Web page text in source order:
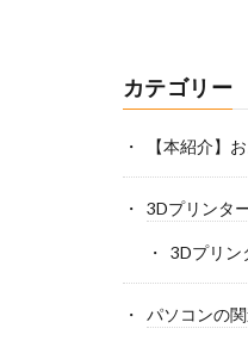
カテゴリー
【本紹介】
3Dプリンタ
3Dプリン
パソコンの